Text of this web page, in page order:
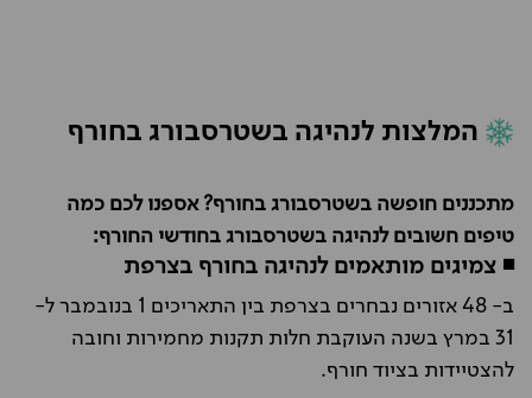
המלצות לנהיגה בשטרסבורג בחורף
מתכננים חופשה בשטרסבורג בחורף? אספנו לכם כמה
טיפים חשובים לנהיגה בשטרסבורג בחודשי החורף:
◾ צמיגים מותאמים לנהיגה בחורף בצרפת
ב- 48 אזורים נבחרים בצרפת בין התאריכים 1 בנובמבר ל-
31 במרץ בשנה העוקבת חלות תקנות מחמירות וחובה
להצטיידות בציוד חורף.